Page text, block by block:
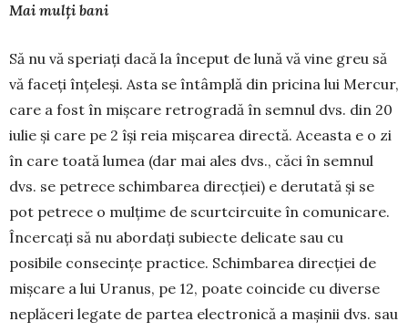
Mai mulți bani
Să nu vă speriați dacă la în­ceput de lună vă vine greu să
vă faceți înțeleși. Asta se întâmplă din pricina lui Mercur,
care a fost în mișcare retrogradă în semnul dvs. din 20
iulie și care pe 2 își reia mișcarea directă. Aceasta e o zi
în care toată lumea (dar mai ales dvs., căci în semnul
dvs. se pe­tre­ce schimbarea direcției) e de­ru­tată și se
pot petrece o mulțime de scurtcircuite în comunicare.
Încercați să nu abordați subiecte delicate sau cu
posibile consecințe practice. Schimbarea direcției de
miș­care a lui Uranus, pe 12, poate coincide cu diverse
neplăceri legate de partea electronică a mașinii dvs. sau